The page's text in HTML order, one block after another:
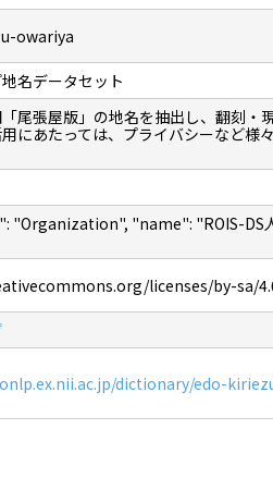
owariya
名データセット
尾張屋版」の地名を抽出し、翻刻・
にあたっては、プライバシーなど様
"Organization", "name": "ROIS-DS
licenses/by-sa/
dictionary/edo-